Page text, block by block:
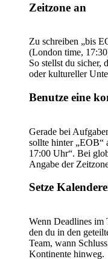
Zeitzone an
Zu schreiben „bis
(London time,
So stellst du sicher,
oder kultureller
Benutze eine
Gerade bei
sollte hinter „EOB“
17:00 Uhr“. Bei
Angabe der
Setze
Wenn Deadlines im
den du in den
Team, wann
Kontinente hinweg.